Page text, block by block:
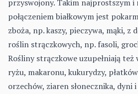
przyswojony. Takim najprostszym i
połączeniem białkowym jest
zboża, np. kaszy, pieczywa, mąki, z
roślin strączkowych, np. fasoli,
Rośliny strączkowe uzupełniają też
ryżu, makaronu, kukurydzy,
orzechów, ziaren słonecznika, dyni